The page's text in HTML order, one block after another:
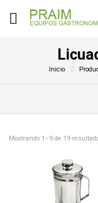
Inicio
Mostrando 1–9 de 19